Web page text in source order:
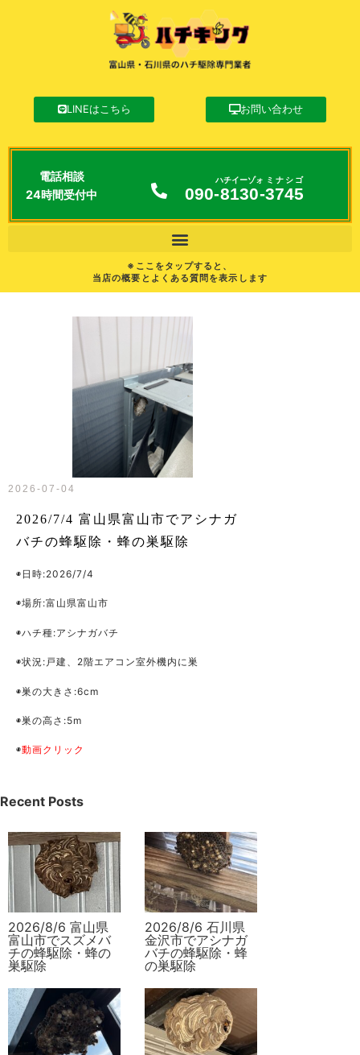
LINEはこちら お問い合わせ
電話相談
24時間受付中
090-8130
ハチイーゾォ
-3745
ミナシゴ
※ここをタップすると、
当店の概要とよくある質問を表示します
2026-07-04
2026/7/4 富山県富山市でアシナガ
バチの蜂駆除・蜂の巣駆除
◉日時:2026/7/4
◉場所:富山県富山市
◉ハチ種:アシナガバチ
◉状況:戸建、2階エアコン室外機内に巣
◉巣の大きさ:6cm
◉巣の高さ:5m
◉動画クリック
Recent Posts
2026/8/6 富山県
富山市でスズメバ
チの蜂駆除・蜂の
巣駆除
2026/8/6 石川県
金沢市でアシナガ
バチの蜂駆除・蜂
の巣駆除